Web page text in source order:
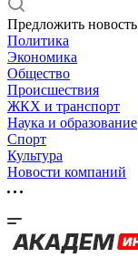
Предложить новость
Политика
Экономика
Общество
Происшествия
ЖКХ и транспорт
Наука и образование
Спорт
Культура
Новости компаний